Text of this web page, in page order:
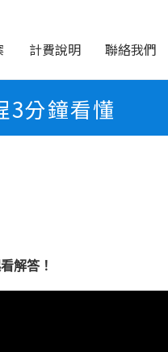
計費說明 聯絡我們
3分鐘看懂
解答！